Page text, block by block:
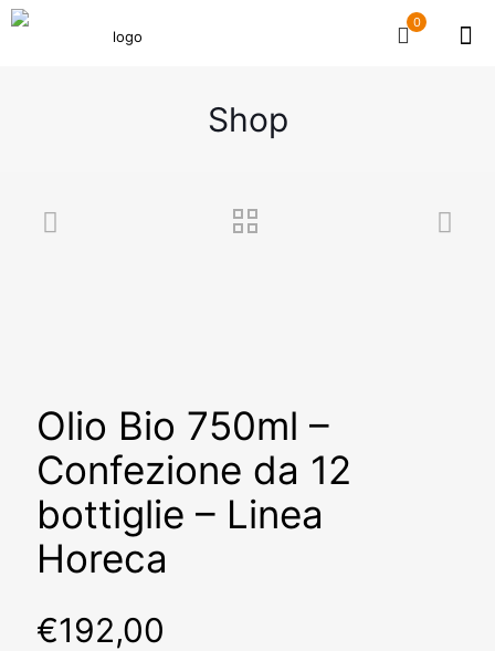
0
Shop
Olio Bio 750ml –
Confezione da 12
bottiglie – Linea
Horeca
€192,00